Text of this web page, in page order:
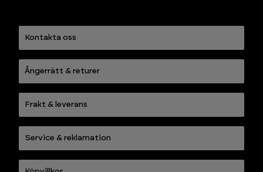
Kontakta oss
Ångerrätt & returer
Frakt & leverans
Service & reklamation